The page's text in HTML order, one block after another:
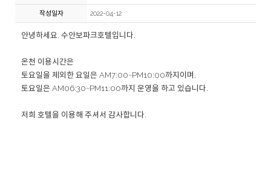
작성일자 2022-04-12
안녕하세요. 수안보파크호텔입니다.
온천 이용시간은
토요일을 제외한 요일은 AM7:00~PM10:00까지이며,
토요일은 AM06:30~PM11:00까지 운영을 하고 있습니다.
저희 호텔을 이용해 주셔서 감사합니다.